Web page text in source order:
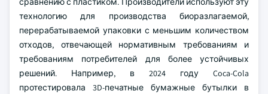
технологию для производства биоразлагаемой,
перерабатываемой упаковки с меньшим количеством
отходов, отвечающей нормативным требованиям и
требованиям потребителей для более устойчивых
решений. Например, в 2024 году Coca-Cola
протестировала 3D-печатные бумажные бутылки в